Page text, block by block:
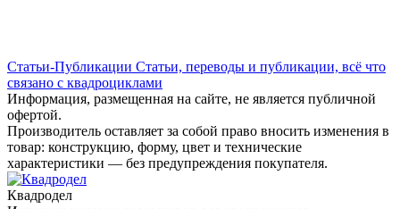
Статьи-Публикации Статьи, переводы и публикации, всё что
связано с квадроциклами
Информация, размещенная на сайте, не является публичной
офертой.
Производитель оставляет за собой право вносить изменения в
товар: конструкцию, форму, цвет и технические
характеристики — без предупреждения покупателя.
Квадродел